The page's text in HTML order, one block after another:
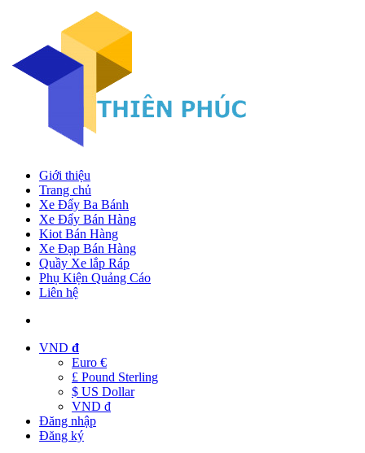
Giới thiệu
Trang chủ
Xe Đẩy Ba Bánh
Xe Đẩy Bán Hàng
Kiot Bán Hàng
Xe Đạp Bán Hàng
Quầy Xe lắp Ráp
Phụ Kiện Quảng Cáo
Liên hệ
VND đ
Euro €
£ Pound Sterling
$ US Dollar
VND đ
Đăng nhập
Đăng ký